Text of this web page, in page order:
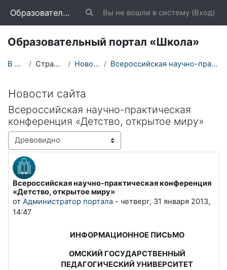
Образовательный портал «Школа» Изменить данные поисковой строки
Вы не вошли в систему (Вход)
Образовательный портал «Школа»
В начало Страницы сайта Новости сайта Всероссийская научно-практическая конференция «Де...
Новости сайта
Всероссийская научно-практическая
конференция «Детство, открытое миру»
Режим отображения
Всероссийская научно-практическая конференция
«Детство, открытое миру»
от Администратор портала - четверг, 31 января 2013,
14:47
Количество ответов: 0
ИНФОРМАЦИОННОЕ ПИСЬМО
ОМСКИЙ ГОСУДАРСТВЕННЫЙ
ПЕДАГОГИЧЕСКИЙ УНИВЕРСИТЕТ